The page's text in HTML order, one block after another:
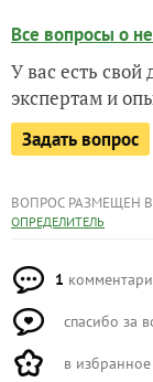
Все вопросы о
У вас есть
экспертам и
Задать вопрос
ВОПРОС РАЗМЕЩЕН
ОПРЕДЕЛИТЕЛЬ
1
спасибо за
в избранное